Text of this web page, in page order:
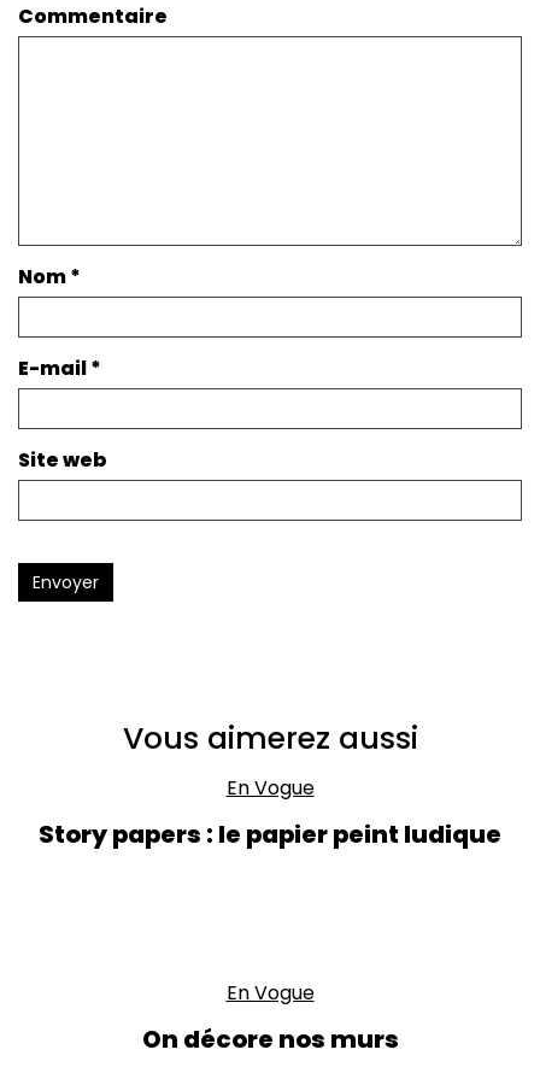
Commentaire
Nom*
E-mail*
Site web
Envoyer
Vous aimerez aussi
En Vogue
Story papers : le papier peint ludique
En Vogue
On décore nos murs